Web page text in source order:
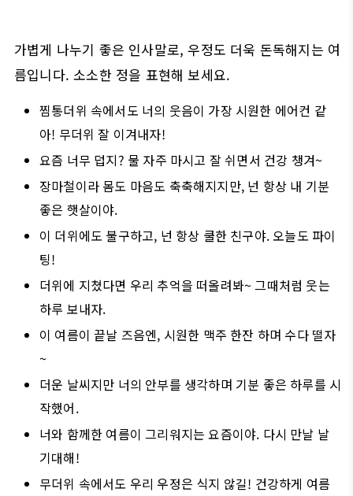
가볍게 나누기 좋은 인사말로, 우정도 더욱 돈독해지는 여
름입니다. 소소한 정을 표현해 보세요.
찜통더위 속에서도 너의 웃음이 가장 시원한 에어컨 같
아! 무더위 잘 이겨내자!
요즘 너무 덥지? 물 자주 마시고 잘 쉬면서 건강 챙겨~
장마철이라 몸도 마음도 축축해지지만, 넌 항상 내 기분
좋은 햇살이야.
이 더위에도 불구하고, 넌 항상 쿨한 친구야. 오늘도 파이
팅!
더위에 지쳤다면 우리 추억을 떠올려봐~ 그때처럼 웃는
하루 보내자.
이 여름이 끝날 즈음엔, 시원한 맥주 한잔 하며 수다 떨자
~
더운 날씨지만 너의 안부를 생각하며 기분 좋은 하루를 시
작했어.
너와 함께한 여름이 그리워지는 요즘이야. 다시 만날 날
기대해!
무더위 속에서도 우리 우정은 식지 않길! 건강하게 여름